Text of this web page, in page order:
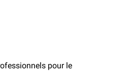
pour le